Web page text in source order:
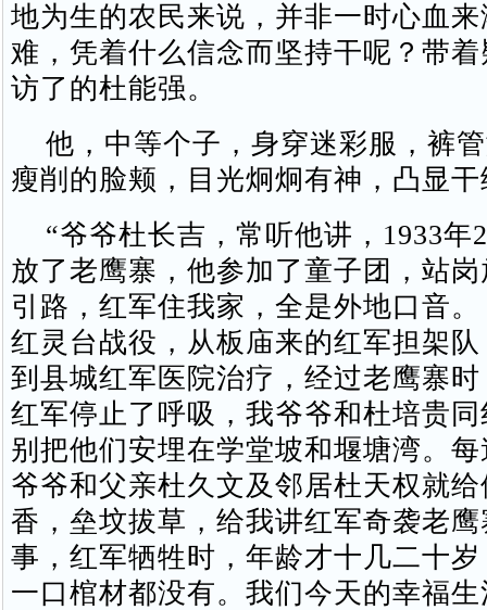
地为生的农民来说，并非一时心血
难，凭着什么信念而坚持干呢？带
访了的杜能强。
他，中等个子，身穿迷彩服，裤
瘦削的脸颊，目光炯炯有神，凸显
“爷爷杜长吉，常听他讲，1933年
放了老鹰寨，他参加了童子团，站
引路，红军住我家，全是外地口音。
红灵台战役，从板庙来的红军担架
到县城红军医院治疗，经过老鹰寨
红军停止了呼吸，我爷爷和杜培贵
别把他们安埋在学堂坡和堰塘湾。
爷爷和父亲杜久文及邻居杜天权就
香，垒坟拔草，给我讲红军奇袭老
事，红军牺牲时，年龄才十几二十
一口棺材都没有。我们今天的幸福